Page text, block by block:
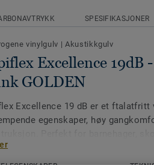
SPESIFIKASJONER
vinylgulv | Akustikkgulv
Excellence 19dB
GOLDEN
Excellence 19 dB er et ftalatfritt
egenskaper, høy
der lyd- og arbeidsmiljø er i